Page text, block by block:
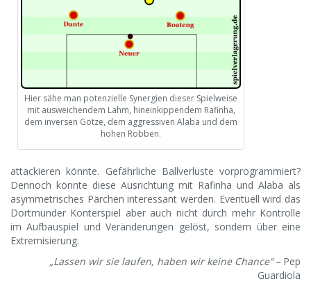
Hier sähe man potenzielle Synergien dieser Spielweise
mit ausweichendem Lahm, hineinkippendem Rafinha,
dem inversen Götze, dem aggressiven Alaba und dem
hohen Robben.
attackieren könnte. Gefährliche Ballverluste vorprogrammiert?
Dennoch könnte diese Ausrichtung mit Rafinha und Alaba als
asymmetrisches Pärchen interessant werden. Eventuell wird das
Dortmunder Konterspiel aber auch nicht durch mehr Kontrolle
im Aufbauspiel und Veränderungen gelöst, sondern über eine
Extremisierung.
„Lassen wir sie laufen, haben wir keine Chance“ – Pep
Guardiola